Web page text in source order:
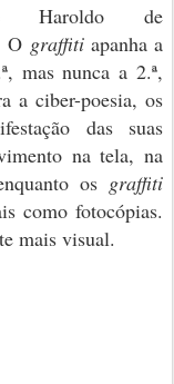
de Haroldo de
O graffitiapanha a
mas nunca a 2.ª,
a ciber-poesia, os
das suas
na tela, na
os graffiti
como fotocópias.
mais visual.